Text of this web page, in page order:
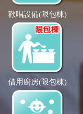
歡唱設備(限包棟)
借用廚房(限包棟)